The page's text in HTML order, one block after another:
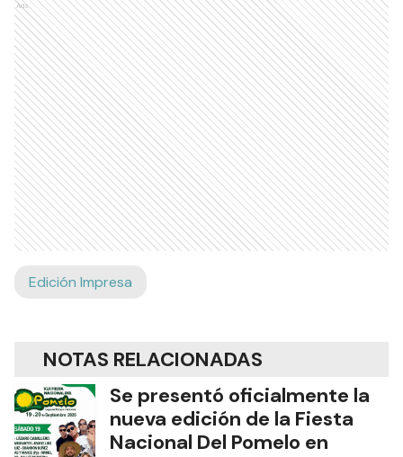
Ads
Edición Impresa
NOTAS RELACIONADAS
Se presentó oficialmente la
nueva edición de la Fiesta
Nacional Del Pomelo en